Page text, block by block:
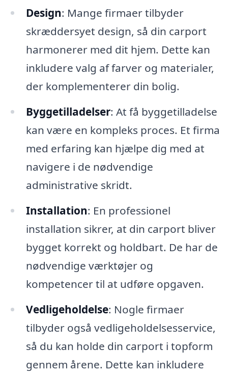
Design: Mange firmaer tilbyder
skræddersyet design, så din carport
harmonerer med dit hjem. Dette kan
inkludere valg af farver og materialer,
der komplementerer din bolig.
Byggetilladelser: At få byggetilladelse
kan være en kompleks proces. Et firma
med erfaring kan hjælpe dig med at
navigere i de nødvendige
administrative skridt.
Installation: En professionel
installation sikrer, at din carport bliver
bygget korrekt og holdbart. De har de
nødvendige værktøjer og
kompetencer til at udføre opgaven.
Vedligeholdelse: Nogle firmaer
tilbyder også vedligeholdelsesservice,
så du kan holde din carport i topform
gennem årene. Dette kan inkludere